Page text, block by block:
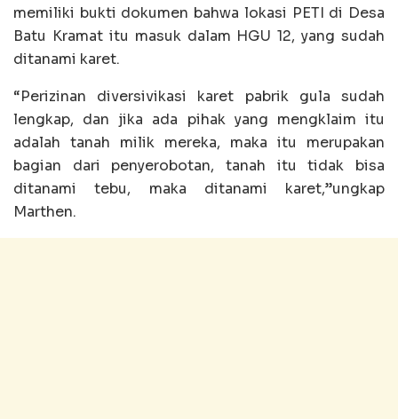
memiliki bukti dokumen bahwa lokasi PETI di Desa
Batu Kramat itu masuk dalam HGU 12, yang sudah
ditanami karet.
“Perizinan diversivikasi karet pabrik gula sudah
lengkap, dan jika ada pihak yang mengklaim itu
adalah tanah milik mereka, maka itu merupakan
bagian dari penyerobotan, tanah itu tidak bisa
ditanami tebu, maka ditanami karet,”ungkap
Marthen.